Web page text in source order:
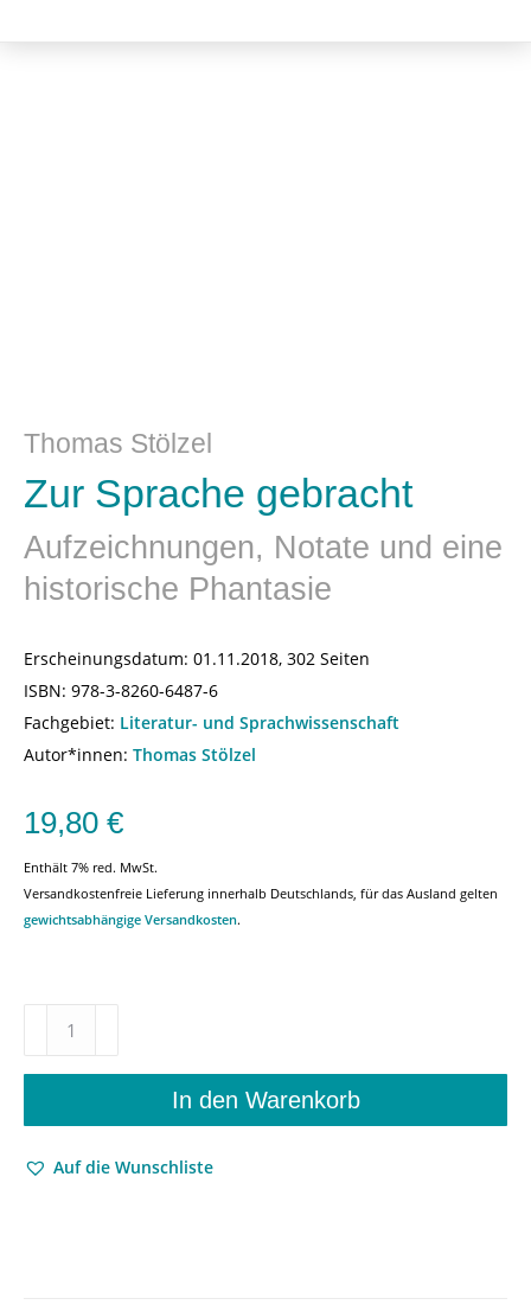
Thomas Stölzel
Zur Sprache gebracht
Aufzeichnungen, Notate und eine
historische Phantasie
Erscheinungsdatum: 01.11.2018, 302 Seiten
ISBN: 978-3-8260-6487-6
Fachgebiet: Literatur- und Sprachwissenschaft
Autor*innen: Thomas Stölzel
19,80 €
Enthält 7% red. MwSt.
Versandkostenfreie Lieferung innerhalb Deutschlands, für das Ausland gelten
gewichtsabhängige Versandkosten.
Sprache
Aufzeichnungen,
und
In den Warenkorb
Auf die Wunschliste